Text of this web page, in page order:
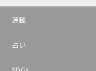
連載
占い